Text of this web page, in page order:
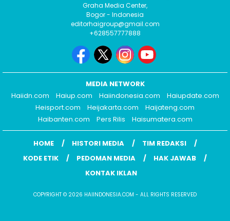
Graha Media Center,
Bogor - Indonesia
editorhaigroup@gmail.com
+628557777888
MEDIA NETWORK
Haiidn.com
Haiup.com Haiindonesia.com
Haiupdate.com
Heisport.com
Heijakarta.com
Haijateng.com
Haibanten.com
Pers Rilis Haisumatera.com
HOME HISTORI MEDIA
TIM REDAKSI
KODE ETIK
PEDOMAN MEDIA
HAK JAWAB
KONTAK IKLAN
COPYRIGHT © 2026 HAIINDONESIA.COM - ALL RIGHTS RESERVED